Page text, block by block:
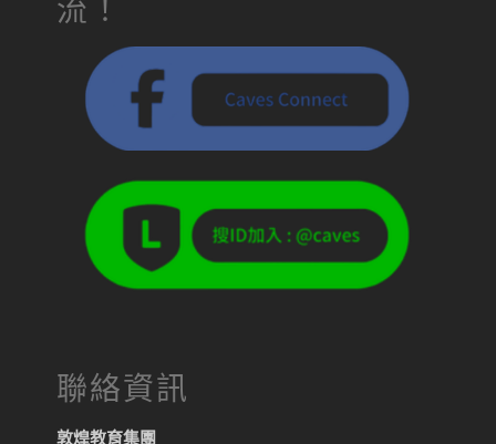
流！
聯絡資訊
敦煌教育集團